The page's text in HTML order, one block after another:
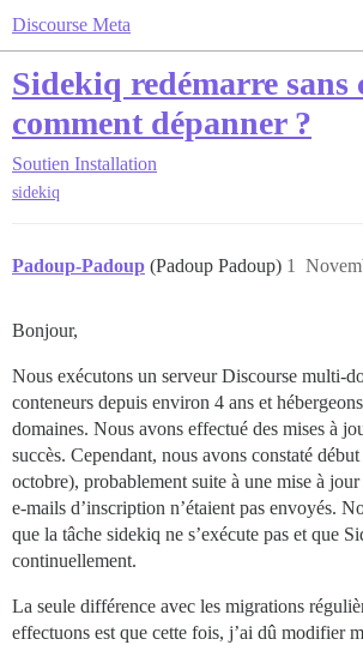
Discourse Meta
Sidekiq redémarre sans
comment dépanner ?
Soutien Installation
sidekiq
Padoup-Padoup (Padoup Padoup) 1
Bonjour,
Nous exécutons un serveur Discourse multi-
conteneurs depuis environ 4 ans et
domaines. Nous avons effectué des mises à
succès. Cependant, nous avons constaté
octobre), probablement suite à une mise à
e-mails d’inscription n’étaient pas envoyés.
que la tâche sidekiq ne s’exécute pas et que
continuellement.
La seule différence avec les migrations
effectuons est que cette fois, j’ai dû modifier